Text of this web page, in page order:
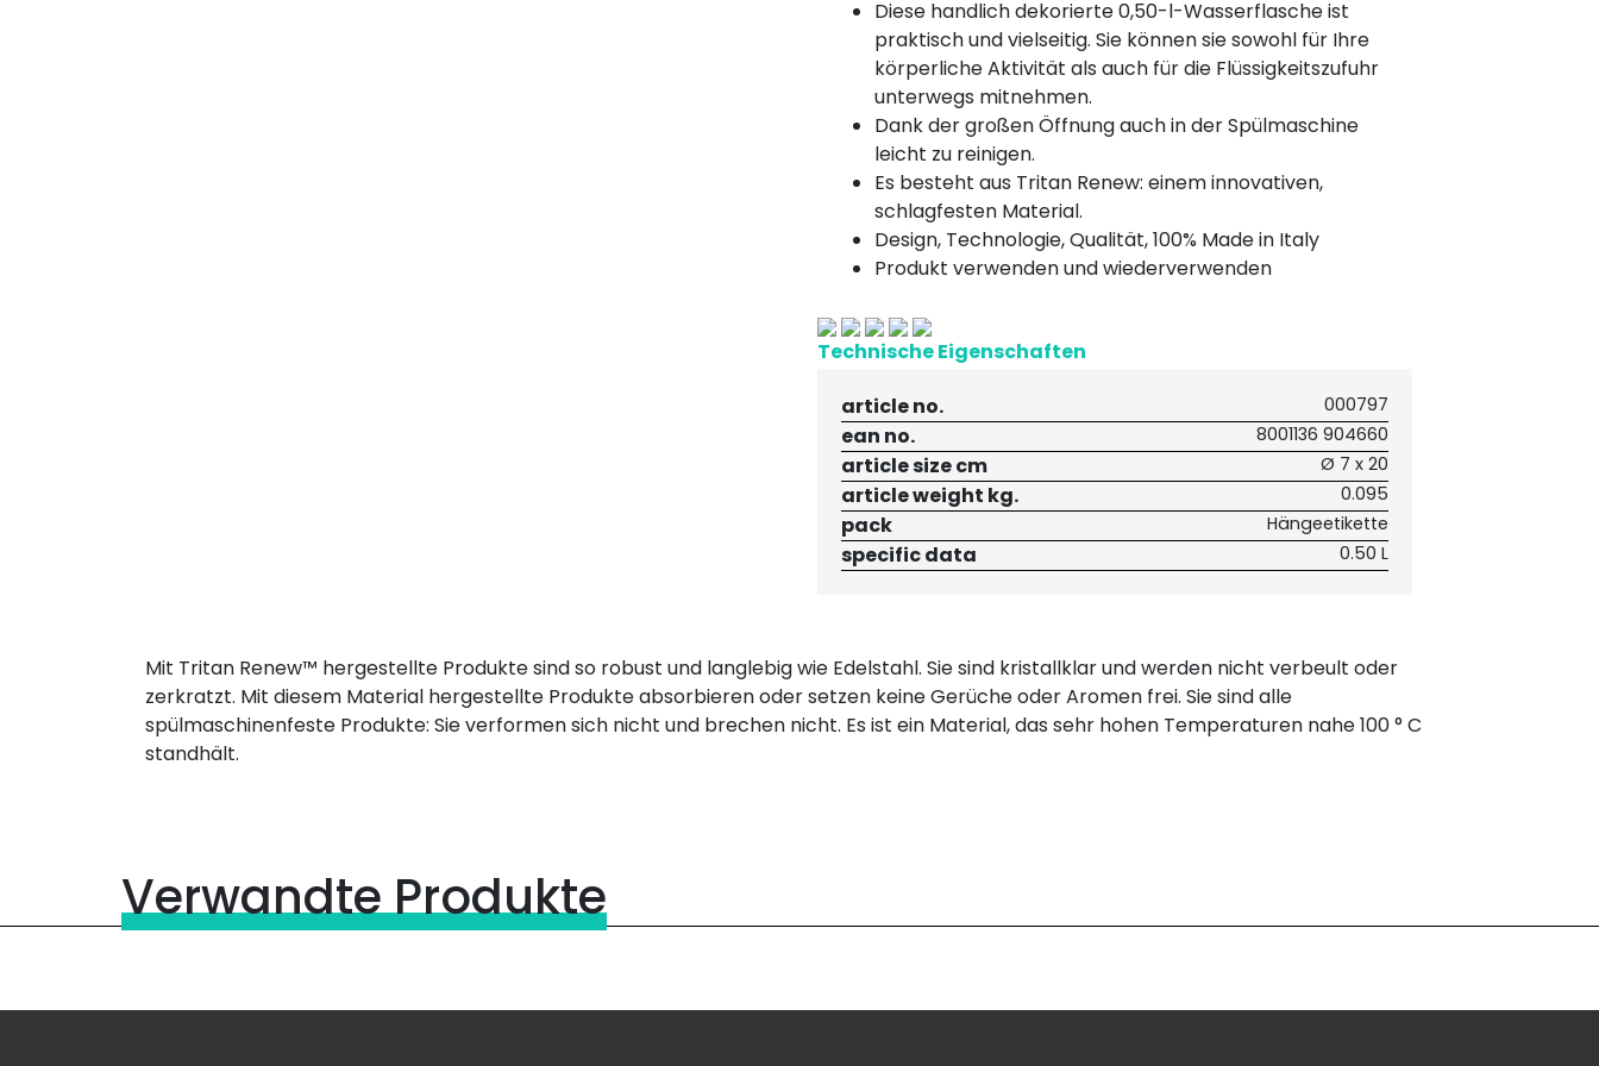
Diese handlich dekorierte 0,50-l-Wasserflasche ist
praktisch und vielseitig. Sie können sie sowohl für Ihre
körperliche Aktivität als auch für die Flüssigkeitszufuhr
unterwegs mitnehmen.
Dank der großen Öffnung auch in der Spülmaschine
leicht zu reinigen.
Es besteht aus Tritan Renew: einem innovativen,
schlagfesten Material.
Design, Technologie, Qualität, 100% Made in Italy
Produkt verwenden und wiederverwenden
Technische Eigenschaften
article no.
000797
ean no. 8001136 904660
article size cm Ø 7 x 20
article weight kg. 0.095
pack Hängeetikette
specific data 0.50 L
Mit Tritan Renew™ hergestellte Produkte sind so robust und langlebig wie Edelstahl. Sie sind kristallklar und werden nicht verbeult oder
zerkratzt. Mit diesem Material hergestellte Produkte absorbieren oder setzen keine Gerüche oder Aromen frei. Sie sind alle
spülmaschinenfeste Produkte: Sie verformen sich nicht und brechen nicht. Es ist ein Material, das sehr hohen Temperaturen nahe 100 ° C
standhält.
Verwandte Produkte